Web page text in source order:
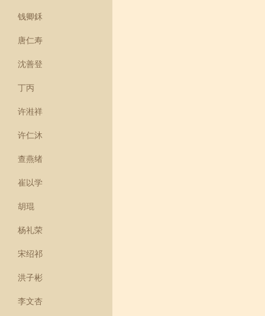
钱卿鉌
唐仁寿
沈善登
丁丙
许溎祥
许仁沐
查燕绪
崔以学
胡琨
杨礼荣
宋绍祁
洪子彬
李文杏